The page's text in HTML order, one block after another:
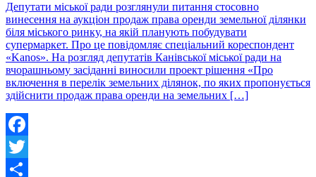
Депутати міської ради розглянули питання стосовно
винесення на аукціон продаж права оренди земельної ділянки
біля міського ринку, на якій планують побудувати
супермаркет. Про це повідомляє спеціальний кореспондент
«Kanos». На розгляд депутатів Канівської міської ради на
вчорашньому засіданні виносили проект рішення «Про
включення в перелік земельних ділянок, по яких пропонується
здійснити продаж права оренди на земельних […]
Facebook
Twitter